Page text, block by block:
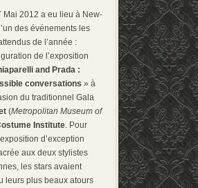
Mai 2012 a eu lieu à New-
des événements les
de l’année :
de l’exposition
and Prada :
conversations » à
du traditionnel Gala
(Metropolitan Museum of
Institute . Pour
d’exception
aux deux stylistes
les stars avaient
leurs plus beaux atours